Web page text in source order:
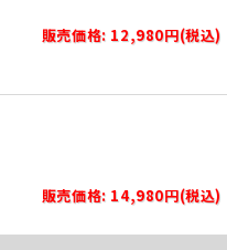
販売価格: 12,980円(税込)
販売価格: 14,980円(税込)